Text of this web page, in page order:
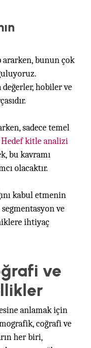
ararken, bunun çok
hobiler ve
sadece temel
Hedef kitle analizi
bu kavramı
olacaktır.
kabul etmenin
ve
ihtiyaç
ve
anlamak için
coğrafi ve
her biri,